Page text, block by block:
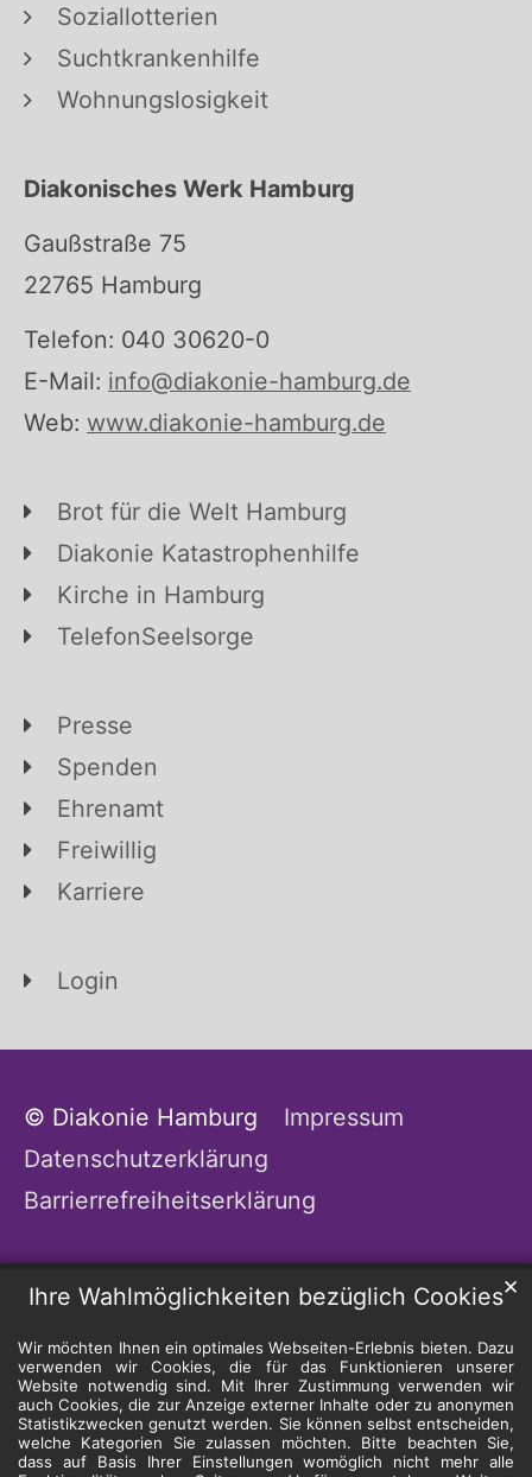
Ihre Wahlmöglichkeiten bezüglich Cookies
Wir möchten Ihnen ein optimales Webseiten-Erlebnis bieten. Dazu
verwenden wir Cookies, die für das Funktionieren unserer
Website notwendig sind. Mit Ihrer Zustimmung verwenden wir
auch Cookies, die zur Anzeige externer Inhalte oder zu anonymen
Statistikzwecken genutzt werden. Sie können selbst entscheiden,
welche Kategorien Sie zulassen möchten. Bitte beachten Sie,
dass auf Basis Ihrer Einstellungen womöglich nicht mehr alle
✕
Soziallotterien
Suchtkrankenhilfe
Wohnungslosigkeit
Diakonisches Werk Hamburg
Gaußstraße 75
22765 Hamburg
Telefon: 040 30620-0
E-Mail: info@diakonie-hamburg.de
Web: www.diakonie-hamburg.de
Brot für die Welt Hamburg
Diakonie Katastrophenhilfe
Kirche in Hamburg
TelefonSeelsorge
Presse
Spenden
Ehrenamt
Freiwillig
Karriere
Login
© Diakonie Hamburg
Impressum
Datenschutzerklärung
Barrierrefreiheitserklärung